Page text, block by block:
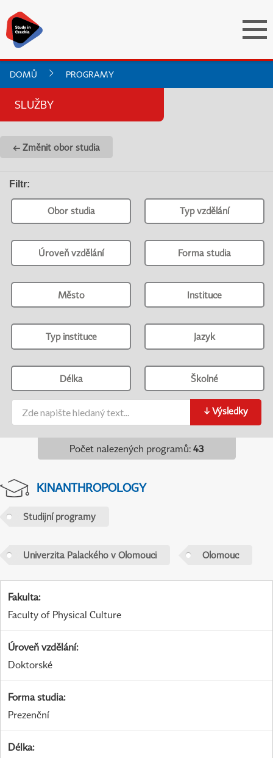
DOMŮ PROGRAMY
SLUŽBY
← Změnit obor studia
Filtr:
Obor studia Typ vzdělání
Úroveň vzdělání Forma studia
Město Instituce
Typ instituce Jazyk
Délka Školné
↓ Výsledky
Počet nalezených programů: 43
KINANTHROPOLOGY
Studijní programy
Univerzita Palackého v Olomouci Olomouc
Fakulta:
Faculty of Physical Culture
Úroveň vzdělání:
Doktorské
Forma studia:
Prezenční
Délka: